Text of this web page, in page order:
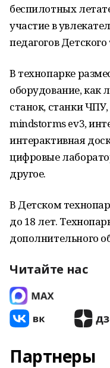
беспилотных
участие в
педагогов
В технопарке
оборудование, как
станок, станки
mindstorms ev3,
интерактивная
цифровые
другое.
В Детском
до 18 лет.
дополнительного
Читайте нас
Партнеры